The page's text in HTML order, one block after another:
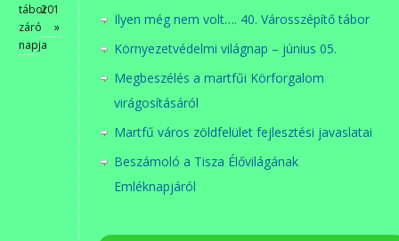
tábor
záró
napja
2019
»
Ilyen még nem volt…. 40. Városszépítő tábor
Környezetvédelmi világnap – június 05.
Megbeszélés a martfűi Körforgalom
virágosításáról
Martfű város zöldfelület fejlesztési javaslatai
Beszámoló a Tisza Élővilágának
Emléknapjáról